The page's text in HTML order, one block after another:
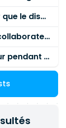
Est-ce que le marché est aussi dur que le disent les commerciaux ?
aide changement statut conjoint collaborateur
Mixer portage et auto entrepreneur pendant des années - quel risque ?